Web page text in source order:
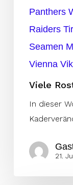
Panthers
Raiders
Seamen
Vienna
Viele
In dieser
21.